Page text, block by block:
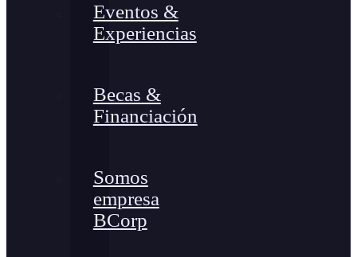
Eventos &
Experiencias
Becas &
Financiación
Somos
empresa
BCorp